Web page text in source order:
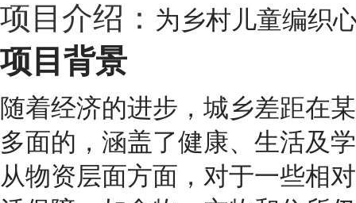
项目介绍： 为乡村儿童编织
项目背景
随着经济的进步，城乡差距在
多面的，涵盖了健康、生活及
从物资层面方面，对于一些相